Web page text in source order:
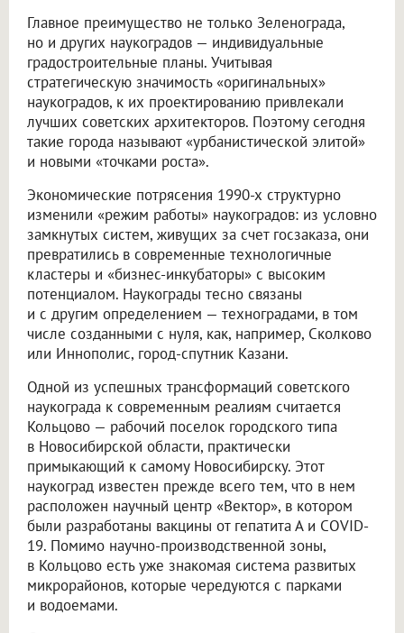
Главное преимущество не только Зеленограда,
но и других наукоградов — индивидуальные
градостроительные планы. Учитывая
стратегическую значимость «оригинальных»
наукоградов, к их проектированию привлекали
лучших советских архитекторов. Поэтому сегодня
такие города называют «урбанистической элитой»
и новыми «точками роста».
Экономические потрясения 1990-х структурно
изменили «режим работы» наукоградов: из условно
замкнутых систем, живущих за счет госзаказа, они
превратились в современные технологичные
кластеры и «бизнес-инкубаторы» с высоким
потенциалом. Наукограды тесно связаны
и с другим определением — техноградами, в том
числе созданными с нуля, как, например, Сколково
или Иннополис, город-спутник Казани.
Одной из успешных трансформаций советского
наукограда к современным реалиям считается
Кольцово — рабочий поселок городского типа
в Новосибирской области, практически
примыкающий к самому Новосибирску. Этот
наукоград известен прежде всего тем, что в нем
расположен научный центр «Вектор», в котором
были разработаны вакцины от гепатита А и COVID-
19. Помимо научно-производственной зоны,
в Кольцово есть уже знакомая система развитых
микрорайонов, которые чередуются с парками
и водоемами.